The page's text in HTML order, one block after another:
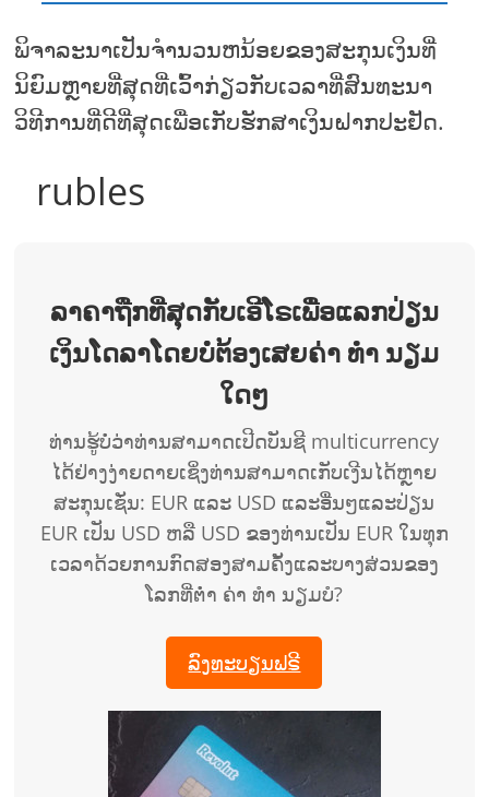
ພິຈາລະນາເປັນຈໍານວນຫນ້ອຍຂອງສະກຸນເງິນທີ່
ນິຍົມຫຼາຍທີ່ສຸດທີ່ເວົ້າກ່ຽວກັບເວລາທີ່ສົນທະນາ
ວິທີການທີ່ດີທີ່ສຸດເພື່ອເກັບຮັກສາເງິນຝາກປະຢັດ.
rubles
ລາຄາຖືກທີ່ສຸດກັບເອີໂຣເພື່ອແລກປ່ຽນ
ເງິນໂດລາໂດຍບໍ່ຕ້ອງເສຍຄ່າ ທຳ ນຽມ
ໃດໆ
ທ່ານຮູ້ບໍ່ວ່າທ່ານສາມາດເປີດບັນຊີ multicurrency
ໄດ້ຢ່າງງ່າຍດາຍເຊິ່ງທ່ານສາມາດເກັບເງີນໄດ້ຫຼາຍ
ສະກຸນເຊັ່ນ: EUR ແລະ USD ແລະອື່ນໆແລະປ່ຽນ
EUR ເປັນ USD ຫລື USD ຂອງທ່ານເປັນ EUR ໃນທຸກ
ເວລາດ້ວຍການກົດສອງສາມຄັ້ງແລະບາງສ່ວນຂອງ
ໂລກທີ່ຕໍ່າ ຄ່າ ທຳ ນຽມບໍ?
ລົງທະບຽນຟຣີ